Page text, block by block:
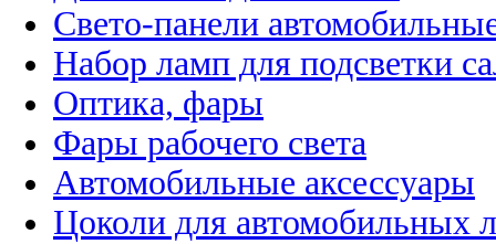
Свето-панели
Набор ламп для подсветки
Оптика, фары
Фары рабочего света
Автомобильные аксессуары
Цоколи для автомобильных